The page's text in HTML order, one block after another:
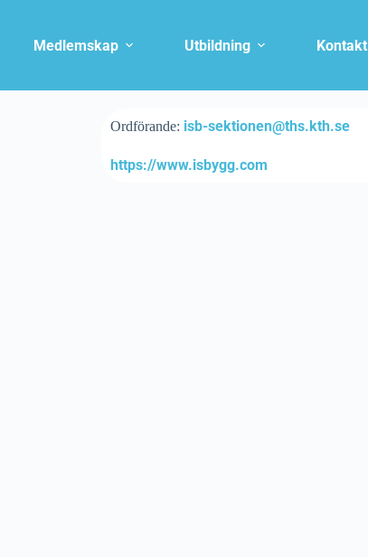
Medlemskap Utbildning Kontakt
Ordförande: isb-sektionen@ths.kth.se
https://www.isbygg.com